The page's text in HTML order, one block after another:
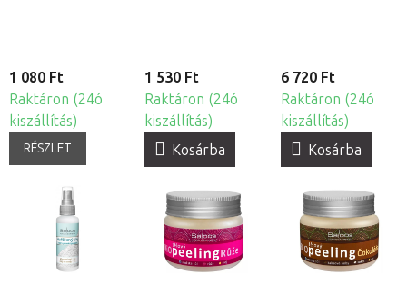
1 080 Ft
Raktáron (24ó
kiszállítás)
RÉSZLET
1 530 Ft
Raktáron (24ó
kiszállítás)
Kosárba
6 720 Ft
Raktáron (24ó
kiszállítás)
Kosárba